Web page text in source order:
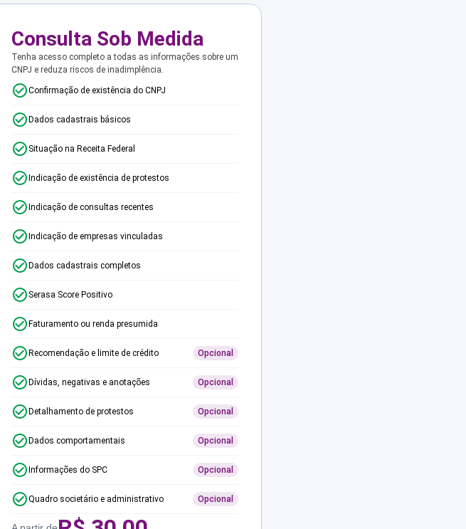
Consulta Sob Medida
Tenha acesso completo a todas as informações sobre um
CNPJ e reduza riscos de inadimplência.
Confirmação de existência do CNPJ
Dados cadastrais básicos
Situação na Receita Federal
Indicação de existência de protestos
Indicação de consultas recentes
Indicação de empresas vinculadas
Dados cadastrais completos
Serasa Score Positivo
Faturamento ou renda presumida
Recomendação e limite de crédito Opcional
Dívidas, negativas e anotações Opcional
Detalhamento de protestos Opcional
Dados comportamentais Opcional
Informações do SPC Opcional
Quadro societário e administrativo Opcional